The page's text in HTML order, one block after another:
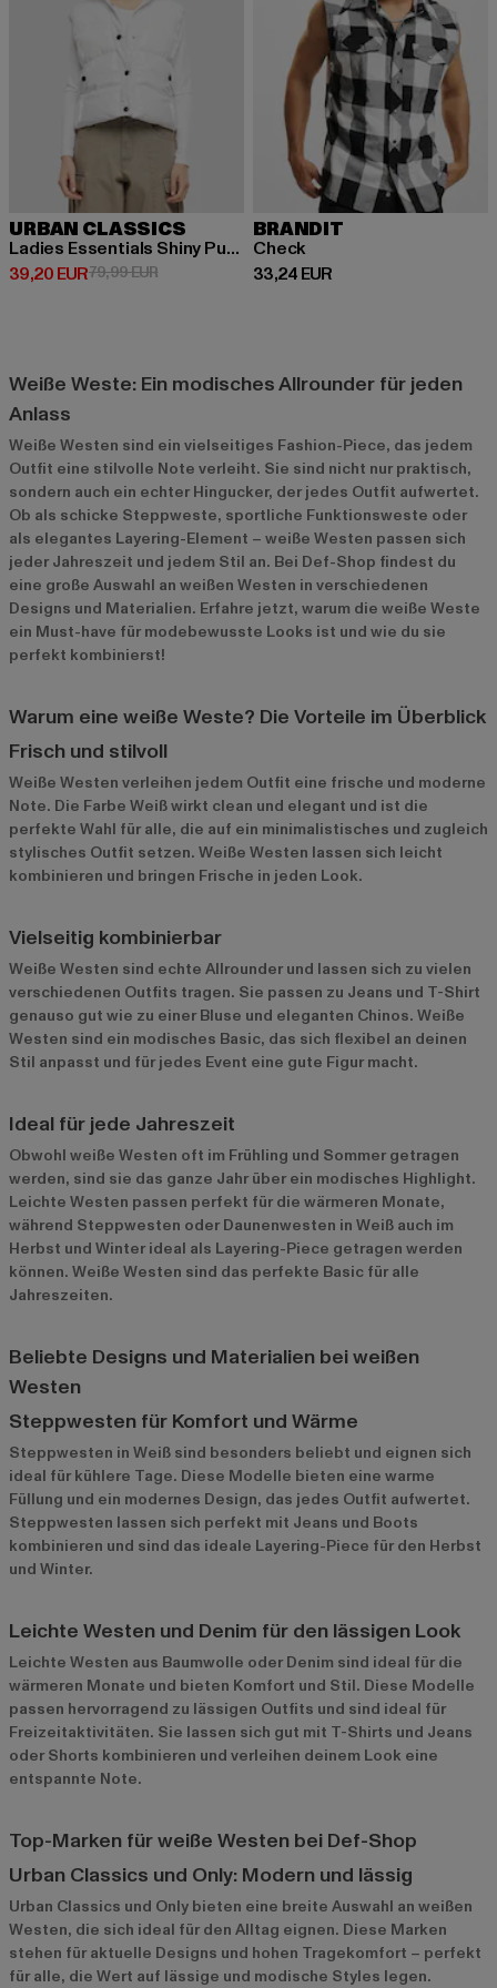
URBAN CLASSICS
Ladies Essentials Shiny Puffer with Hood
39,20 EUR
Derzeitiger Preis: 39,20 EUR
79,99 EURAktionspreis: 79,99 EUR
BRANDIT
Check
33,24 EUR
Derzeitiger Preis: 33,24 EUR
Weiße Weste: Ein modisches Allrounder für jeden
Anlass
Weiße Westen sind ein vielseitiges Fashion-Piece, das jedem
Outfit eine stilvolle Note verleiht. Sie sind nicht nur praktisch,
sondern auch ein echter Hingucker, der jedes Outfit aufwertet.
Ob als schicke Steppweste, sportliche Funktionsweste oder
als elegantes Layering-Element – weiße Westen passen sich
jeder Jahreszeit und jedem Stil an. Bei Def-Shop findest du
eine große Auswahl an weißen Westen in verschiedenen
Designs und Materialien. Erfahre jetzt, warum die weiße Weste
ein Must-have für modebewusste Looks ist und wie du sie
perfekt kombinierst!
Warum eine weiße Weste? Die Vorteile im Überblick
Frisch und stilvoll
Weiße Westen verleihen jedem Outfit eine frische und moderne
Note. Die Farbe Weiß wirkt clean und elegant und ist die
perfekte Wahl für alle, die auf ein minimalistisches und zugleich
stylisches Outfit setzen. Weiße Westen lassen sich leicht
kombinieren und bringen Frische in jeden Look.
Vielseitig kombinierbar
Weiße Westen sind echte Allrounder und lassen sich zu vielen
verschiedenen Outfits tragen. Sie passen zu Jeans und T-Shirt
genauso gut wie zu einer Bluse und eleganten Chinos. Weiße
Westen sind ein modisches Basic, das sich flexibel an deinen
Stil anpasst und für jedes Event eine gute Figur macht.
Ideal für jede Jahreszeit
Obwohl weiße Westen oft im Frühling und Sommer getragen
werden, sind sie das ganze Jahr über ein modisches Highlight.
Leichte Westen passen perfekt für die wärmeren Monate,
während Steppwesten oder Daunenwesten in Weiß auch im
Herbst und Winter ideal als Layering-Piece getragen werden
können. Weiße Westen sind das perfekte Basic für alle
Jahreszeiten.
Beliebte Designs und Materialien bei weißen
Westen
Steppwesten für Komfort und Wärme
Steppwesten in Weiß sind besonders beliebt und eignen sich
ideal für kühlere Tage. Diese Modelle bieten eine warme
Füllung und ein modernes Design, das jedes Outfit aufwertet.
Steppwesten lassen sich perfekt mit Jeans und Boots
kombinieren und sind das ideale Layering-Piece für den Herbst
und Winter.
Leichte Westen und Denim für den lässigen Look
Leichte Westen aus Baumwolle oder Denim sind ideal für die
wärmeren Monate und bieten Komfort und Stil. Diese Modelle
passen hervorragend zu lässigen Outfits und sind ideal für
Freizeitaktivitäten. Sie lassen sich gut mit T-Shirts und Jeans
oder Shorts kombinieren und verleihen deinem Look eine
entspannte Note.
Top-Marken für weiße Westen bei Def-Shop
Urban Classics und Only: Modern und lässig
Urban Classics und Only bieten eine breite Auswahl an weißen
Westen, die sich ideal für den Alltag eignen. Diese Marken
stehen für aktuelle Designs und hohen Tragekomfort – perfekt
für alle, die Wert auf lässige und modische Styles legen.